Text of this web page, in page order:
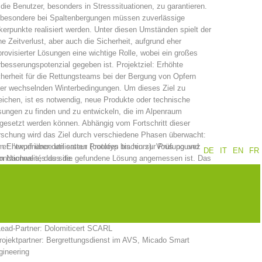
de sauvetage Contakt
Jahresberichte
Formation
Prévention PEER
Benutzer, besonders in Stresssituationen, zu garantieren.
bei Spaltenbergungen müssen zuverlässige
realisiert werden. Unter diesen Umständen spielt der
Zeitverlust, aber auch die Sicherheit, aufgrund eher
Lösungen eine wichtige Rolle, wobei ein großes
gegeben ist. Projektziel: Erhöhte
für die Rettungsteams bei der Bergung von Opfern
wechselnden Winterbedingungen. Um dieses Ziel zu
ist es notwendig, neue Produkte oder technische
zu finden und zu entwickeln, die im Alpenraum
werden können. Abhängig vom Fortschritt dieser
wird das Ziel durch verschiedene Phasen überwacht:
Entwurf über den ersten Prototyp bis hin zur Prüfung und
Nachweis, dass die gefundene Lösung angemessen ist. Das
Partner: Dolomiticert SCARL
Bergrettungsdienst im AVS, Micado Smart
DE
IT EN FR
l’expérience utilisateur (cookies traceurs). Vous pouvez
du site.